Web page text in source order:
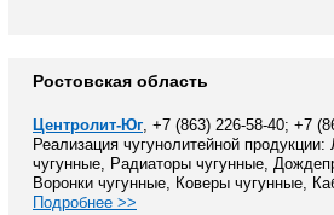
Ростовская область
Центролит-Юг, +7 (863) 226-58-40; +7
Реализация чугунолитейной
чугунные, Радиаторы чугунные,
Воронки чугунные, Коверы чугунные,
Подробнее >>